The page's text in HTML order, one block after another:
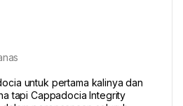
untuk pertama kalinya dan
tapi Cappadocia Integrity